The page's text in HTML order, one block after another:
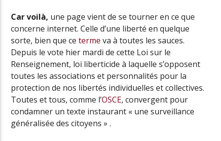
Car voilà, une page vient de se tourner en ce que
concerne internet. Celle d’une liberté en quelque
sorte, bien que ceterme va à toutes les sauces.
Depuis le vote hier mardi de cette Loi sur le
Renseignement, loi liberticide à laquelle s’opposent
toutes les associations et personnalités pour la
protection de nos libertés individuelles et collectives.
Toutes et tous, comme l’OSCE, convergent pour
condamner un texte instaurant « une surveillance
généralisée des citoyens » .